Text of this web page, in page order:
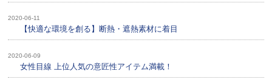
2020-06-11
【快適な環境を創る】断熱・遮熱素材に着目
2020-06-09
女性目線 上位人気の意匠性アイテム満載！